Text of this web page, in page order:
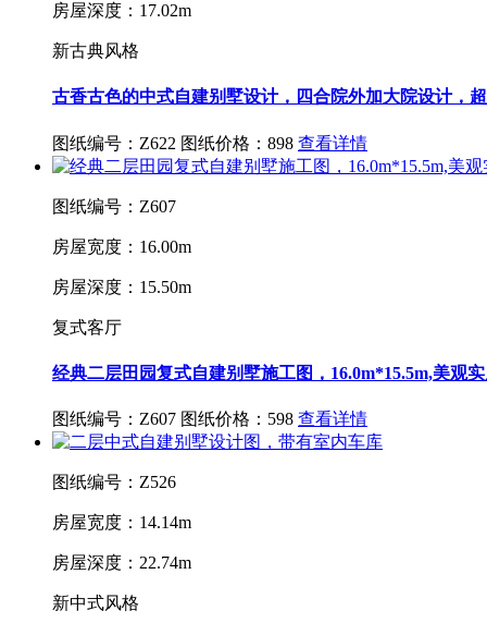
房屋深度：17.02m
新古典风格
古香古色的中式自建别墅设计，四合院外加大院设计，
图纸编号：Z622 图纸价格：898 查看详情
图纸编号：Z607
房屋宽度：16.00m
房屋深度：15.50m
复式客厅
经典二层田园复式自建别墅施工图，16.0m*15.5m,美观
图纸编号：Z607 图纸价格：598 查看详情
图纸编号：Z526
房屋宽度：14.14m
房屋深度：22.74m
新中式风格